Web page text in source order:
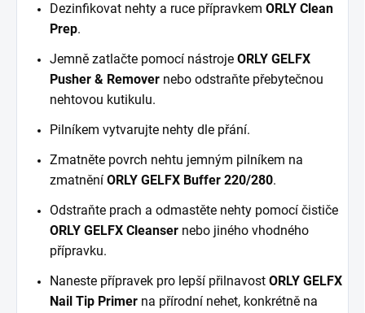
Dezinfikovat nehty a ruce přípravkem ORLY Clean
Prep.
Jemně zatlačte pomocí nástroje ORLY GELFX
Pusher & Remover nebo odstraňte přebytečnou
nehtovou kutikulu.
Pilníkem vytvarujte nehty dle přání.
Zmatněte povrch nehtu jemným pilníkem na
zmatnění ORLY GELFX Buffer 220/280.
Odstraňte prach a odmastěte nehty pomocí čističe
ORLY GELFX Cleanser nebo jiného vhodného
přípravku.
Naneste přípravek pro lepší přilnavost ORLY GELFX
Nail Tip Primer na přírodní nehet, konkrétně na